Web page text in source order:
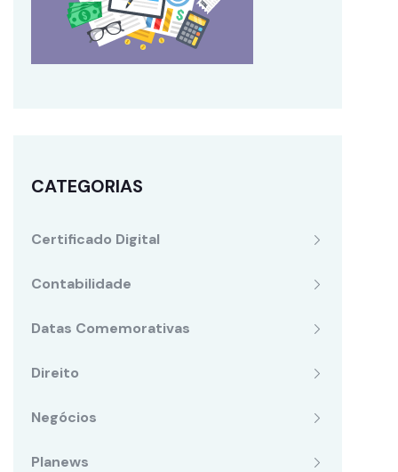
CATEGORIAS
Certificado Digital
Contabilidade
Datas Comemorativas
Direito
Negócios
Planews